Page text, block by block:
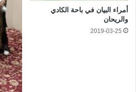
أمراء البيان في باحة الكادي
والريحان
2019-03-25